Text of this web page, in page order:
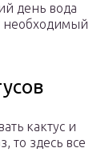
день вода
необходимый
кактус и
то здесь все